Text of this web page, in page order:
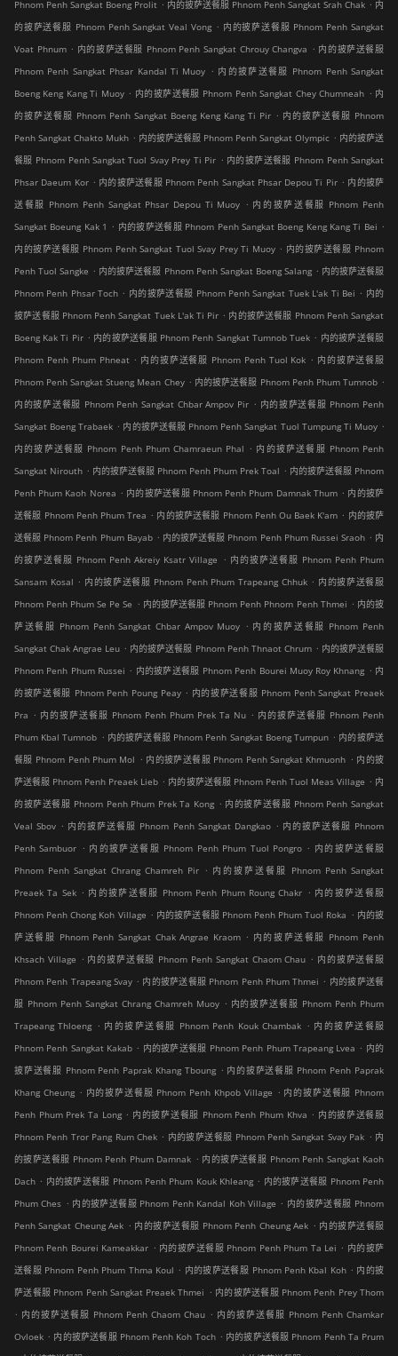
Phnom Penh Sangkat Boeng Prolit 内的披萨送餐服 Phnom Penh Sangkat Srah Chak
内
的披萨送餐服 Phnom Penh Sangkat Veal Vong . 内的披萨送餐服 Phnom Penh Sangkat
Voat Phnum . 内的披萨送餐服 Phnom Penh Sangkat Chrouy Changva . 内的披萨送餐服
Phnom Penh Sangkat Phsar Kandal Ti Muoy . 内的披萨送餐服 Phnom Penh Sangkat
Boeng Keng Kang Ti Muoy . 内的披萨送餐服 Phnom Penh Sangkat Chey Chumneah . 内
的披萨送餐服 Phnom Penh Sangkat Boeng Keng Kang Ti Pir . 内的披萨送餐服 Phnom
Penh Sangkat Chakto Mukh . 内的披萨送餐服 Phnom Penh Sangkat Olympic . 内的披萨送
餐服 Phnom Penh Sangkat Tuol Svay Prey Ti Pir . 内的披萨送餐服 Phnom Penh Sangkat
Phsar Daeum Kor . 内的披萨送餐服 Phnom Penh Sangkat Phsar Depou Ti Pir . 内的披萨
送餐服 Phnom Penh Sangkat Phsar Depou Ti Muoy . 内的披萨送餐服 Phnom Penh
Sangkat Boeung Kak 1 . 内的披萨送餐服 Phnom Penh Sangkat Boeng Keng Kang Ti Bei .
内的披萨送餐服 Phnom Penh Sangkat Tuol Svay Prey Ti Muoy . 内的披萨送餐服 Phnom
Penh Tuol Sangke . 内的披萨送餐服 Phnom Penh Sangkat Boeng Salang . 内的披萨送餐服
Phnom Penh Phsar Toch . 内的披萨送餐服 Phnom Penh Sangkat Tuek L'ak Ti Bei . 内的
披萨送餐服 Phnom Penh Sangkat Tuek L'ak Ti Pir . 内的披萨送餐服 Phnom Penh Sangkat
Boeng Kak Ti Pir . 内的披萨送餐服 Phnom Penh Sangkat Tumnob Tuek . 内的披萨送餐服
Phnom Penh Phum Phneat . 内的披萨送餐服 Phnom Penh Tuol Kok . 内的披萨送餐服
Phnom Penh Sangkat Stueng Mean Chey . 内的披萨送餐服 Phnom Penh Phum Tumnob .
内的披萨送餐服 Phnom Penh Sangkat Chbar Ampov Pir . 内的披萨送餐服 Phnom Penh
Sangkat Boeng Trabaek . 内的披萨送餐服 Phnom Penh Sangkat Tuol Tumpung Ti Muoy .
内的披萨送餐服 Phnom Penh Phum Chamraeun Phal . 内的披萨送餐服 Phnom Penh
Sangkat Nirouth . 内的披萨送餐服 Phnom Penh Phum Prek Toal . 内的披萨送餐服 Phnom
Penh Phum Kaoh Norea . 内的披萨送餐服 Phnom Penh Phum Damnak Thum . 内的披萨
送餐服 Phnom Penh Phum Trea . 内的披萨送餐服 Phnom Penh Ou Baek K'am . 内的披萨
送餐服 Phnom Penh Phum Bayab . 内的披萨送餐服 Phnom Penh Phum Russei Sraoh . 内
的披萨送餐服 Phnom Penh Akreiy Ksatr Village
. 内的披萨送餐服 Phnom Penh Phum
Sansam Kosal . 内的披萨送餐服 Phnom Penh Phum Trapeang Chhuk . 内的披萨送餐服
Phnom Penh Phum Se Pe Se . 内的披萨送餐服 Phnom Penh Phnom Penh Thmei . 内的披
萨送餐服 Phnom Penh Sangkat Chbar Ampov Muoy . 内的披萨送餐服 Phnom Penh
Sangkat Chak Angrae Leu . 内的披萨送餐服 Phnom Penh Thnaot Chrum . 内的披萨送餐服
Phnom Penh Phum Russei . 内的披萨送餐服 Phnom Penh Bourei Muoy Roy Khnang . 内
的披萨送餐服 Phnom Penh Poung Peay . 内的披萨送餐服 Phnom Penh Sangkat Preaek
Pra . 内的披萨送餐服 Phnom Penh Phum Prek Ta Nu . 内的披萨送餐服 Phnom Penh
Phum Kbal Tumnob . 内的披萨送餐服 Phnom Penh Sangkat Boeng Tumpun . 内的披萨送
餐服 Phnom Penh Phum Mol . 内的披萨送餐服 Phnom Penh Sangkat Khmuonh . 内的披
萨送餐服 Phnom Penh Preaek Lieb . 内的披萨送餐服 Phnom Penh Tuol Meas Village . 内
的披萨送餐服 Phnom Penh Phum Prek Ta Kong . 内的披萨送餐服 Phnom Penh Sangkat
Veal Sbov . 内的披萨送餐服 Phnom Penh Sangkat Dangkao . 内的披萨送餐服 Phnom
Penh Sambuor . 内的披萨送餐服 Phnom Penh Phum Tuol Pongro . 内的披萨送餐服
Phnom Penh Sangkat Chrang Chamreh Pir . 内的披萨送餐服 Phnom Penh Sangkat
Preaek Ta Sek . 内的披萨送餐服 Phnom Penh Phum Roung Chakr . 内的披萨送餐服
Phnom Penh Chong Koh Village . 内的披萨送餐服 Phnom Penh Phum Tuol Roka . 内的披
萨送餐服 Phnom Penh Sangkat Chak Angrae Kraom . 内的披萨送餐服 Phnom Penh
Khsach Village . 内的披萨送餐服 Phnom Penh Sangkat Chaom Chau . 内的披萨送餐服
Phnom Penh Trapeang Svay . 内的披萨送餐服 Phnom Penh Phum Thmei . 内的披萨送餐
服 Phnom Penh Sangkat Chrang Chamreh Muoy . 内的披萨送餐服 Phnom Penh Phum
Trapeang Thloeng . 内的披萨送餐服 Phnom Penh Kouk Chambak . 内的披萨送餐服
Phnom Penh Sangkat Kakab . 内的披萨送餐服 Phnom Penh Phum Trapeang Lvea . 内的
披萨送餐服 Phnom Penh Paprak Khang Tboung . 内的披萨送餐服 Phnom Penh Paprak
Khang Cheung . 内的披萨送餐服 Phnom Penh Khpob Village . 内的披萨送餐服 Phnom
Penh Phum Prek Ta Long . 内的披萨送餐服 Phnom Penh Phum Khva . 内的披萨送餐服
Phnom Penh Tror Pang Rum Chek . 内的披萨送餐服 Phnom Penh Sangkat Svay Pak . 内
的披萨送餐服 Phnom Penh Phum Damnak . 内的披萨送餐服 Phnom Penh Sangkat Kaoh
Dach . 内的披萨送餐服 Phnom Penh Phum Kouk Khleang . 内的披萨送餐服 Phnom Penh
Phum Ches . 内的披萨送餐服 Phnom Penh Kandal Koh Village . 内的披萨送餐服 Phnom
Penh Sangkat Cheung Aek . 内的披萨送餐服 Phnom Penh Cheung Aek . 内的披萨送餐服
Phnom Penh Bourei Kameakkar . 内的披萨送餐服 Phnom Penh Phum Ta Lei . 内的披萨
送餐服 Phnom Penh Phum Thma Koul . 内的披萨送餐服 Phnom Penh Kbal Koh . 内的披
萨送餐服 Phnom Penh Sangkat Preaek Thmei . 内的披萨送餐服 Phnom Penh Prey Thom
. 内的披萨送餐服 Phnom Penh Chaom Chau . 内的披萨送餐服 Phnom Penh Chamkar
Ovloek . 内的披萨送餐服 Phnom Penh Koh Toch . 内的披萨送餐服 Phnom Penh Ta Prum